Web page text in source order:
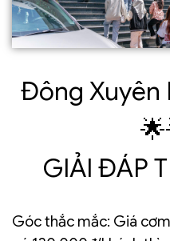
Đông Xuyên
GIẢI ĐÁP
Góc thắc mắc: Giá